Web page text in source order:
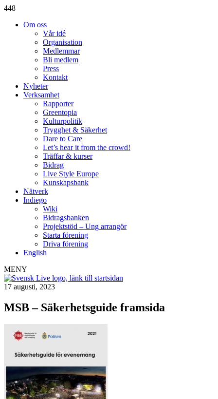
448
Om oss
Vår idé
Organisation
Medlemmar
Bli medlem
Press
Kontakt
Nyheter
Verksamhet
Rapporter
Greentopia
Kulturpolitik
Trygghet & Säkerhet
Dare to Care
Let’s hear it from the crowd!
Träffar & kurser
Bidrag
Live Style Europe
Kunskapsbank
Nätverk
Indiego
Wiki
Bidragsbanken
Projektstöd – Ung arrangör
Starta förening
Driva förening
English
MENY
17 augusti, 2023
MSB – Säkerhetsguide framsida